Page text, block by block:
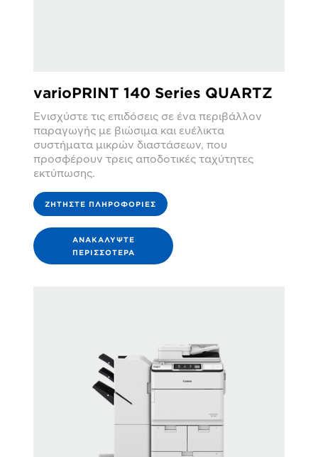
varioPRINT 140 Series QUARTZ
Ενισχύστε τις επιδόσεις σε ένα περιβάλλον
παραγωγής με βιώσιμα και ευέλικτα
συστήματα μικρών διαστάσεων, που
προσφέρουν τρεις αποδοτικές ταχύτητες
εκτύπωσης.
ΖΗΤΉΣΤΕ ΠΛΗΡΟΦΟΡΊΕΣ
ΑΝΑΚΑΛΎΨΤΕ
ΠΕΡΙΣΣΌΤΕΡΑ